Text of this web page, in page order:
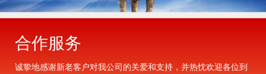
合作服务
诚挚地感谢新老客户对我公司的关爱和支持，并热忱欢迎各位到